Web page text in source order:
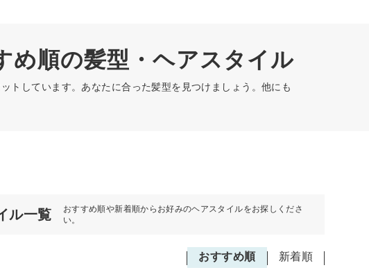
め順の髪型・ヘアスタイル
トしています。あなたに合った髪型を見つけましょう。他にも
ル一覧
おすすめ順や新着順からお好みのヘアスタイルをお探しくださ
い。
おすすめ順 新着順